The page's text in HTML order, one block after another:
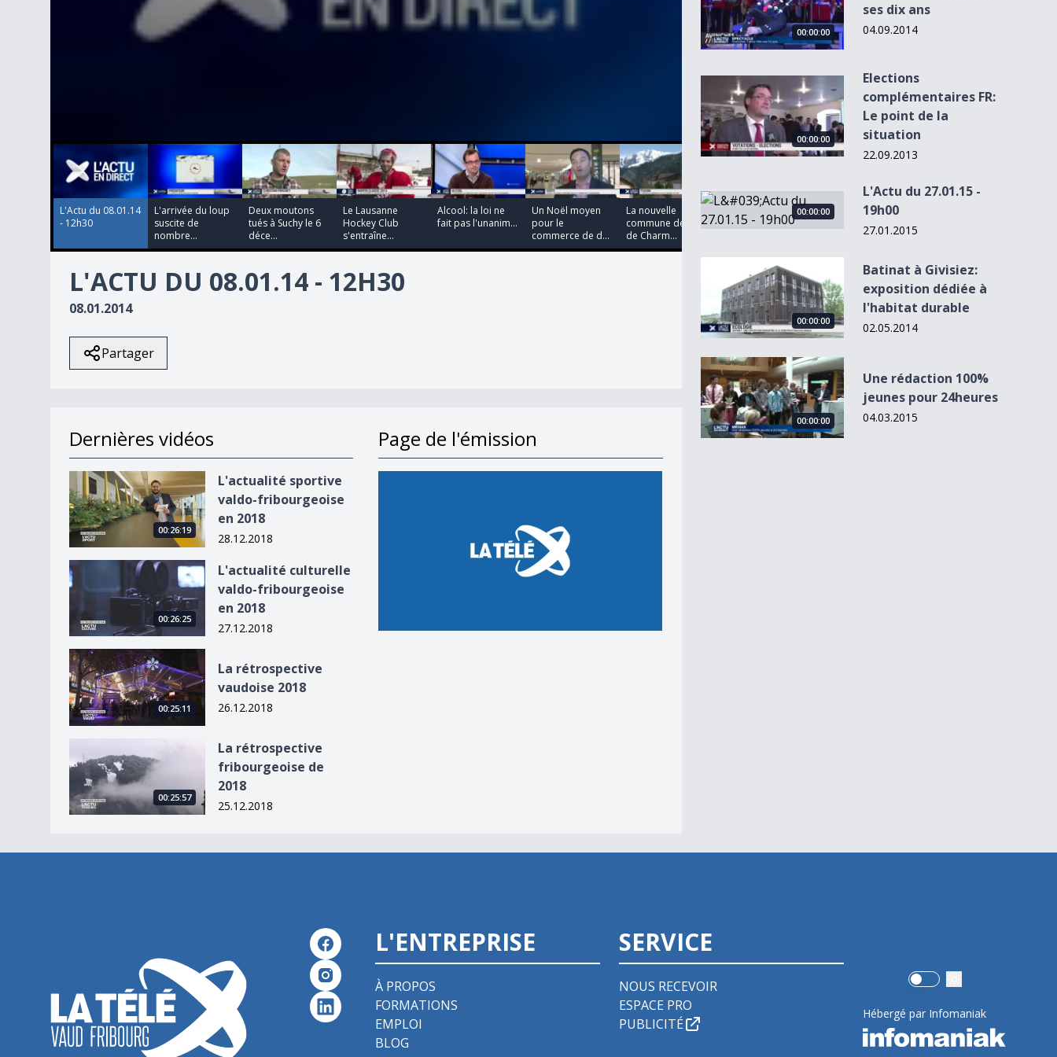
0
seconds
secondsVolume
90%
L'Actu du 08.01.14
- 12h30
L'arrivée du loup
suscite de
nombre...
Deux moutons
tués à Suchy le 6
déce...
Le Lausanne
Hockey Club
s'entraîne...
Alcool: la loi ne
fait pas l'unanim...
Un Noël moyen
pour le
commerce de d...
La nouvelle
commune de Val
de Charm...
00:00:00
Le nouveau visage
du collège de
00:00:00
Hockey: Fribourg
prend sa
00:00:00
L'Actu du 08.01.14
L'ACTU DU 08.01.14 - 12H30
08.01.2014
Partager
Dernières vidéos
L&#039;actualité sportive valdo-fribourgeoise en 2018
00:26:19
L'actualité sportive
valdo-fribourgeoise
en 2018
28.12.2018
L&#039;actualité culturelle valdo-fribourgeoise en 2018
00:26:25
L'actualité culturelle
valdo-fribourgeoise
en 2018
27.12.2018
La rétrospective vaudoise 2018
00:25:11
La rétrospective
vaudoise 2018
26.12.2018
La rétrospective fribourgeoise de 2018
00:25:57
La rétrospective
fribourgeoise de
2018
25.12.2018
Page de l'émission
00:00:00
ses dix ans
04.09.2014
Elections complémentaires FR: Le point de la situation
00:00:00
Elections
complémentaires FR:
Le point de la
situation
22.09.2013
L&#039;Actu du 27.01.15 - 19h00
00:00:00
L'Actu du 27.01.15 -
19h00
27.01.2015
Batinat à Givisiez: exposition dédiée à l&#039;habitat
00:00:00
Batinat à Givisiez:
exposition dédiée à
l'habitat durable
02.05.2014
Une rédaction 100% jeunes pour 24heures
00:00:00
Une rédaction 100%
jeunes pour 24heures
04.03.2015
L'ENTREPRISE
À PROPOS
FORMATIONS
EMPLOI
BLOG
SERVICE
NOUS RECEVOIR
ESPACE PRO
PUBLICITÉ
Use setting
Hébergé par Infomaniak